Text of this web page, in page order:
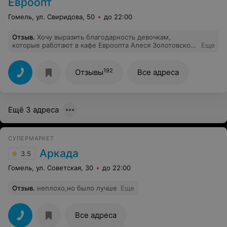
Гомель, ул. Свиридова, 50 до 22:00
Отзыв. Хочу выразить благодарность девочкам,
которые работают в кафе Евроопта Алеся Золотовской
барышни. Зашли на 5 минут, а остались на 1,5 часа
благодаря вашим сотрудникам! и все пиццы
попробовали и чебуреки и мороженое! Очень приятно
видеть таких молодых и вежливых девушек в вашем
девушка, очень вежливая, понимает с полуслова.
приятно, когда есть такие сотрудники.
Еще
Отзывы192 Все адреса
Ещё 3 адреса
СУПЕРМАРКЕТ
3.5 Аркада
Гомель, ул. Советская, 30 до 22:00
Отзыв. неплохо,но было лучше Еще
Все адреса